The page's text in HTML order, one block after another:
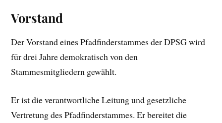
Vorstand
Der Vorstand eines Pfadfinderstammes der DPSG wird
für drei Jahre demokratisch von den
Stammesmitgliedern gewählt.
Er ist die verantwortliche Leitung und gesetzliche
Vertretung des Pfadfinderstammes. Er bereitet die